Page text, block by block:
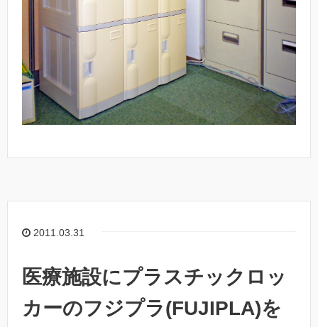
2011.03.31
医療施設にプラスチックロッ
カーのフジプラ(FUJIPLA)を